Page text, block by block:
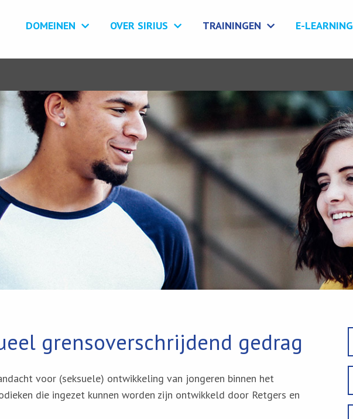
DOMEINEN OVER SIRIUS TRAININGEN E-LEARNING
grensoverschrijdend gedrag
voor (seksuele) ontwikkeling van jongeren binnen het
die ingezet kunnen worden zijn ontwikkeld door Retgers en